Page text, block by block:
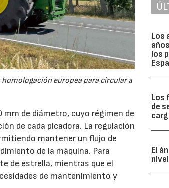
europea para circular a
de diámetro, cuyo régimen de
de cada picadora. La regulación
mantener un flujo de
de la máquina. Para
de estrella, mientras que el
de mantenimiento y
Los
los
Los
de
El